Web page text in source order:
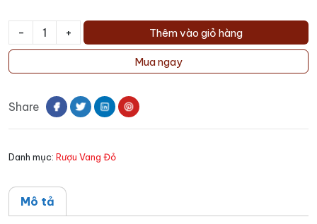
-
Rượu
Ochagavia
Vieja
+ Thêm vào giỏ hàng
Mua ngay
Share
Danh mục: Rượu Vang Đỏ
Mô tả